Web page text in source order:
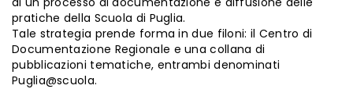
pratiche della Scuola di Puglia.
Tale strategia prende forma in due filoni: il Centro di
Documentazione Regionale e una collana di
pubblicazioni tematiche, entrambi denominati
Puglia@scuola.